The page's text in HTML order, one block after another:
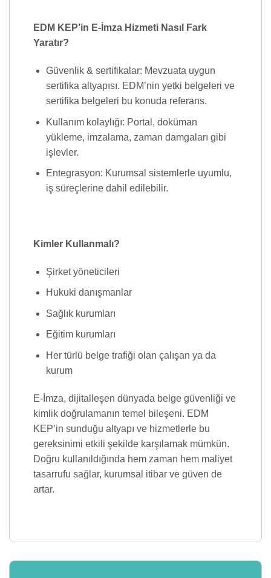
EDM KEP’in E-İmza Hizmeti Nasıl Fark
Yaratır?
Güvenlik & sertifikalar: Mevzuata uygun
sertifika altyapısı. EDM’nin yetki belgeleri ve
sertifika belgeleri bu konuda referans.
Kullanım kolaylığı: Portal, doküman
yükleme, imzalama, zaman damgaları gibi
işlevler.
Entegrasyon: Kurumsal sistemlerle uyumlu,
iş süreçlerine dahil edilebilir.
Kimler Kullanmalı?
Şirket yöneticileri
Hukuki danışmanlar
Sağlık kurumları
Eğitim kurumları
Her türlü belge trafiği olan çalışan ya da
kurum
E-İmza, dijitalleşen dünyada belge güvenliği ve
kimlik doğrulamanın temel bileşeni. EDM
KEP’in sunduğu altyapı ve hizmetlerle bu
gereksinimi etkili şekilde karşılamak mümkün.
Doğru kullanıldığında hem zaman hem maliyet
tasarrufu sağlar, kurumsal itibar ve güven de
artar.